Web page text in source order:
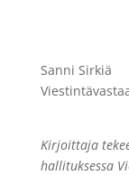
Sanni Sirkiä
Kirjoittaja
hallituksessa